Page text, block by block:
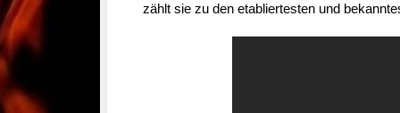
zählt sie zu den etabliertesten und